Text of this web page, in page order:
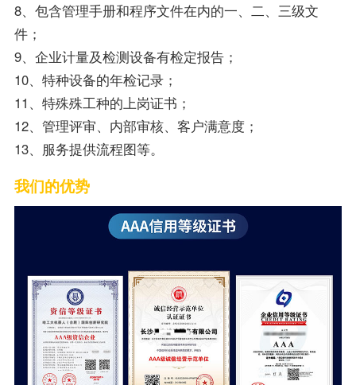
8、包含管理手册和程序文件在内的一、二、三级文
件；
9、企业计量及检测设备有检定报告；
10、特种设备的年检记录；
11、特殊殊工种的上岗证书；
12、管理评审、内部审核、客户满意度；
13、服务提供流程图等。
我们的优势